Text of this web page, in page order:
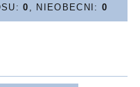
0 , NIEOBECNI:0